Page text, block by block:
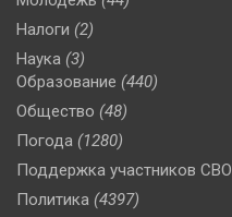
Налоги (2)
Наука (3)
Образование (440)
Общество (48)
Погода (1280)
Поддержка участников СВО
Политика (4397)